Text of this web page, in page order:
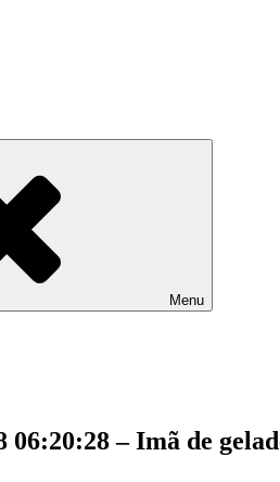
Menu
06:20:28 – Imã de